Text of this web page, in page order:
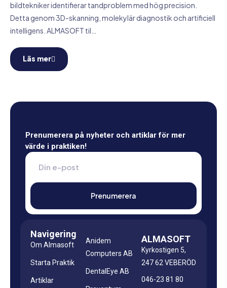
bildtekniker identifierar tandproblem med hög precision.
Detta genom 3D-skanning, molekylär diagnostik och artificiell
intelligens. ALMASOFT til…
Läs mer
Prenumerera på nyheter och artiklar för mer
värde i praktiken!
Navigering
Om Almasoft
Starta Praktik
Artiklar
Anidem
Computers AB
DentalEye AB
ALMASOFT
Kyrkostigen 5,
247 62 VEBERÖD
046-23 81 80